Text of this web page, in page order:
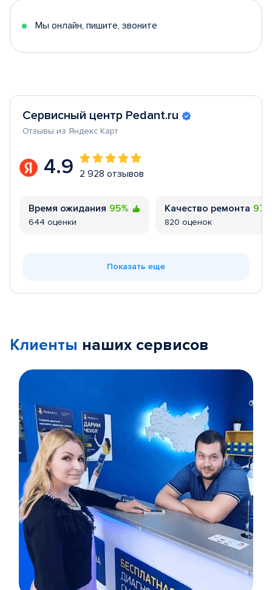
5
Мы онлайн, пишите, звоните
Сервисный центр Pedant.ru
Отзывы из Яндекс Карт
4.9 2 928 отзывов
Время ожидания 95%
644 оценки
Качество ремонта
820 оценок
Показать еще
Клиенты наших сервисов